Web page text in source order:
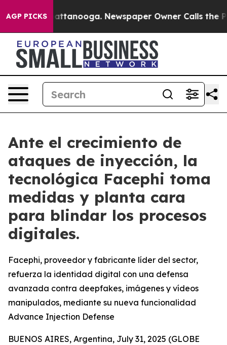
AGP PICKS
in Chattanooga. Newspaper Owner Calls the
Ante el crecimiento de
ataques de inyección, la
tecnológica Facephi toma
medidas y planta cara
para blindar los procesos
digitales.
Facephi, proveedor y fabricante líder del sector,
refuerza la identidad digital con una defensa
avanzada contra deepfakes, imágenes y vídeos
manipulados, mediante su nueva funcionalidad
Advance Injection Defense
BUENOS AIRES, Argentina, July 31, 2025 (GLOBE